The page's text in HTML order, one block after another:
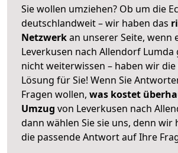
Sie wollen umziehen? Ob um die
deutschlandweit – wir haben das
Netzwerkan unserer Seite, wenn
Leverkusen nach Allendorf Lumda
nicht weiterwissen – haben wir
Lösung für Sie! Wenn Sie
Fragen wollen, was kostet
Umzug von Leverkusen nach
dann wählen Sie sie uns, denn wir
die passende Antwort auf Ihre